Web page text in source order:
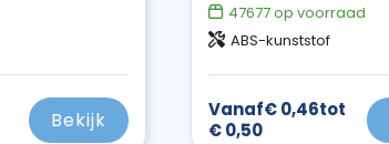
Bekijk
47677op voorraad
ABS-kunststof
Vanaf€ 0,46tot
€ 0,50